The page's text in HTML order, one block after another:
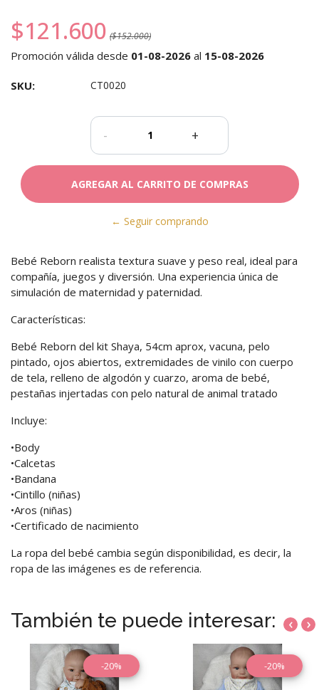
$121.600 ($152.000)
Promoción válida desde 01-08-2026 al 15-08-2026
SKU: CT0020
- +
← Seguir comprando
Bebé Reborn realista textura suave y peso real, ideal para
compañía, juegos y diversión. Una experiencia única de
simulación de maternidad y paternidad.
Características:
Bebé Reborn del kit Shaya, 54cm aprox, vacuna, pelo
pintado, ojos abiertos, extremidades de vinilo con cuerpo
de tela, relleno de algodón y cuarzo, aroma de bebé,
pestañas injertadas con pelo natural de animal tratado
Incluye:
•Body
•Calcetas
•Bandana
•Cintillo (niñas)
•Aros (niñas)
•Certificado de nacimiento
La ropa del bebé cambia según disponibilidad, es decir, la
ropa de las imágenes es de referencia.
También te puede interesar:
-20% -20%
‹ ›